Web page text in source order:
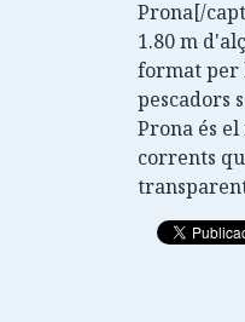
Prona[/
1.80 m
format per
pescadors
Prona és
corrents